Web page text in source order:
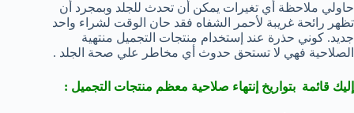
حاولي ملاحظة أي تغيرات يمكن أن تحدث للجلد وبمجرد أن
تظهر رائحة غريبة لأحمر الشفاه فقد حان الوقت لشراء واحد
جديد. كوني حذرة عند إستخدام منتجات التجميل منتهية
الصلاحية فهي لا تستحق حدوث أي مخاطر علي صحة الجلد .
إليك قائمة بتواريخ إنتهاء صلاحية معظم منتجات التجميل :